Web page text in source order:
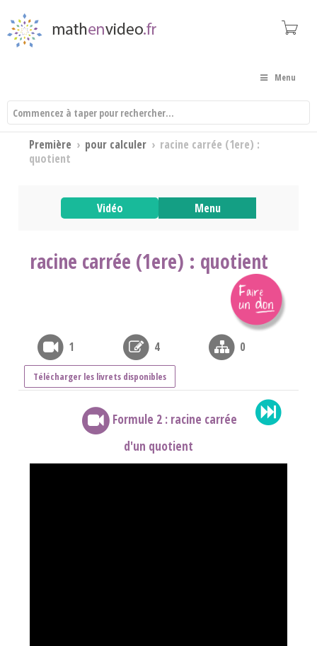
Menu
Première › pour calculer › racine carrée (1ere) :
quotient
Vidéo Menu
racine carrée (1ere) : quotient
1 4 0
Télécharger les livrets disponibles
Formule 2 : racine carrée
d'un quotient